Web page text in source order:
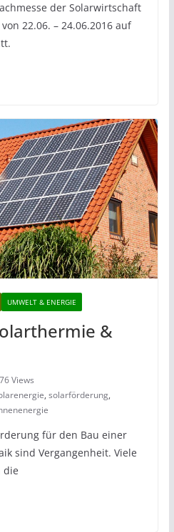
der Solarwirtschaft
22.06. – 24.06.2016 auf
UMWELT & ENERGIE
&
Views
, solarförderung,
für den Bau einer
sind Vergangenheit. Viele
die